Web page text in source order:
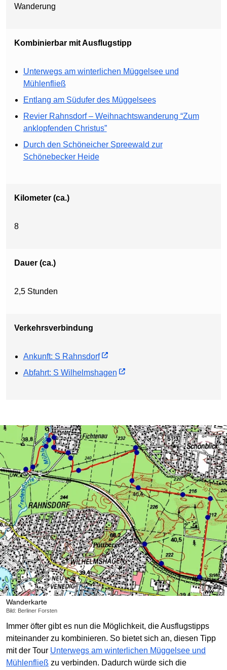
Wanderung
Kombinierbar mit Ausflugstipp
Unterwegs am winterlichen Müggelsee und
Mühlenfließ
Entlang am Südufer des Müggelsees
Revier Rahnsdorf – Weihnachtswanderung “Zum
anklopfenden Christus”
Durch den Schöneicher Spreewald zur
Schönebecker Heide
Kilometer (ca.)
8
Dauer (ca.)
2,5 Stunden
Verkehrsverbindung
Ankunft: S Rahnsdorf
Abfahrt: S Wilhelmshagen
Wanderkarte
Bild: Berliner Forsten
Immer öfter gibt es nun die Möglichkeit, die Ausflugstipps
miteinander zu kombinieren. So bietet sich an, diesen Tipp
mit der Tour Unterwegs am winterlichen Müggelsee und
Mühlenfließ zu verbinden. Dadurch würde sich die